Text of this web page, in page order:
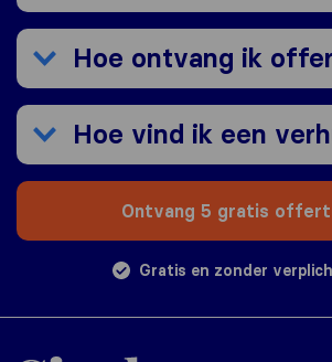
Hoe ontvang ik
Hoe vind ik een
Ontvang 5 gratis
Gratis en zonder